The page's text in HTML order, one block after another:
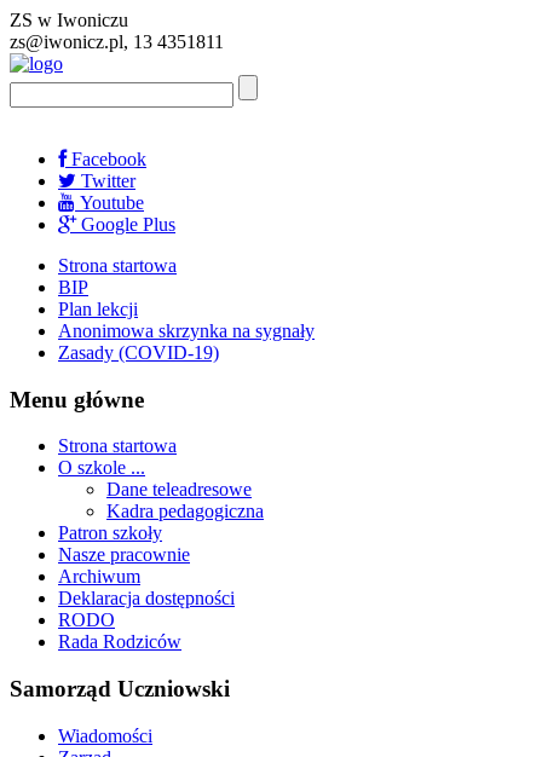
ZS w Iwoniczu
zs@iwonicz.pl, 13 4351811
Facebook
Twitter
Youtube
Google Plus
Strona startowa
BIP
Plan lekcji
Anonimowa skrzynka na sygnały
Zasady (COVID-19)
Menu główne
Strona startowa
O szkole ...
Dane teleadresowe
Kadra pedagogiczna
Patron szkoły
Nasze pracownie
Archiwum
Deklaracja dostępności
RODO
Rada Rodziców
Samorząd Uczniowski
Wiadomości